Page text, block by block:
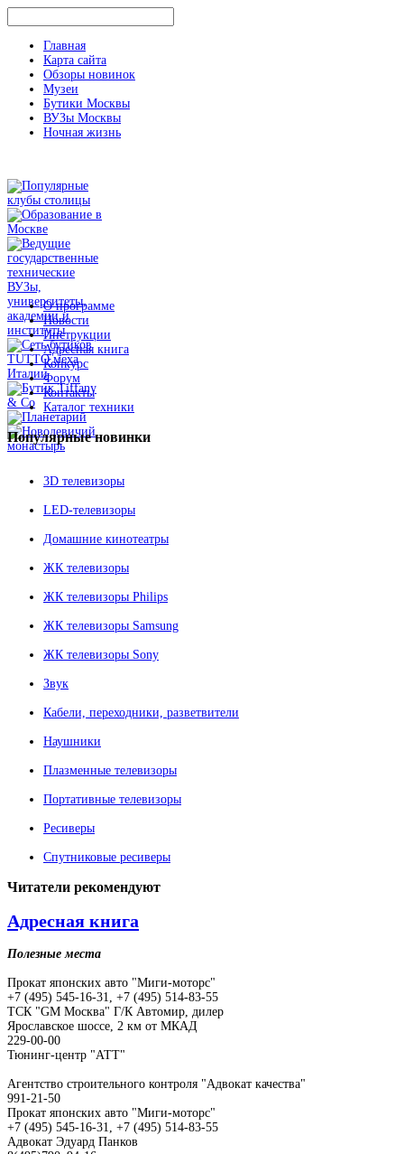
Главная
Карта сайта
Обзоры новинок
Музеи
Бутики Москвы
ВУЗы Москвы
Ночная жизнь
О программе
Новости
Инструкции
Адресная книга
Конкурс
Форум
Контакты
Каталог техники
Популярныеновинки
3D телевизоры
LED-телевизоры
Домашние кинотеатры
ЖК телевизоры
ЖК телевизоры Philips
ЖК телевизоры Samsung
ЖК телевизоры Sony
Звук
Кабели, переходники, разветвители
Наушники
Плазменные телевизоры
Портативные телевизоры
Ресиверы
Спутниковые ресиверы
Читатели рекомендуют
Адресная книга
Полезные места
Прокат японских авто "Миги-моторс"
+7 (495) 545-16-31, +7 (495) 514-83-55
ТСК "GM Москва" Г/К Автомир, дилер
Ярославское шоссе, 2 км от МКАД
229-00-00
Тюнинг-центр "АТТ"
Агентство строительного контроля "Адвокат качества"
991-21-50
Прокат японских авто "Миги-моторс"
+7 (495) 545-16-31, +7 (495) 514-83-55
Адвокат Эдуард Панков